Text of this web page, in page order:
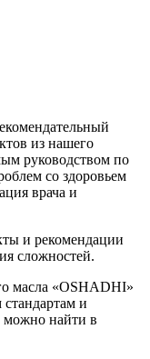
из нашего
руководством по
со здоровьем
врача и
и рекомендации
сложностей.
масла «OSHADHI»
и
можно найти в